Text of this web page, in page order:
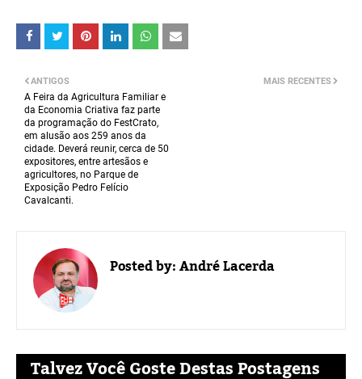
MAIS RECENTES
ANTIGOS
A Feira da Agricultura Familiar e
da Economia Criativa faz parte
da programação do FestCrato,
em alusão aos 259 anos da
cidade. Deverá reunir, cerca de 50
expositores, entre artesãos e
agricultores, no Parque de
Exposição Pedro Felício
Cavalcanti.
Posted by:André Lacerda
Talvez Você Goste Destas Postagens